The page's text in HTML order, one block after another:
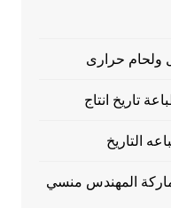
ولحام حرارى
تاريخ انتاج
التاريخ